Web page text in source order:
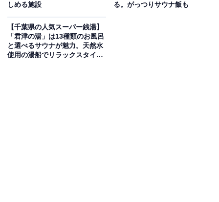
和の風情漂う館内には、露天風呂や人工炭酸泉、千葉市
ドライサウナとロウリュウ熱波サウナと男女で異なる2
種類を設置。お食事処では、餃子やサムギョプサルとい
ったがっつりとしたメニューから、人気ゲーム作品や地
しめる施設
る。がっつりサウナ飯も
【千葉県の人気スーパー銭湯】
「君津の湯」は13種類のお風呂
と選べるサウナが魅力。天然水
使用の湯船でリラックスタイム